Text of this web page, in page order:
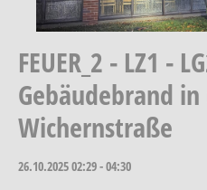
FEUER_2 - LZ1 -
Gebäudebrand
Wichernstraße
26.10.202502:29 - 04:30